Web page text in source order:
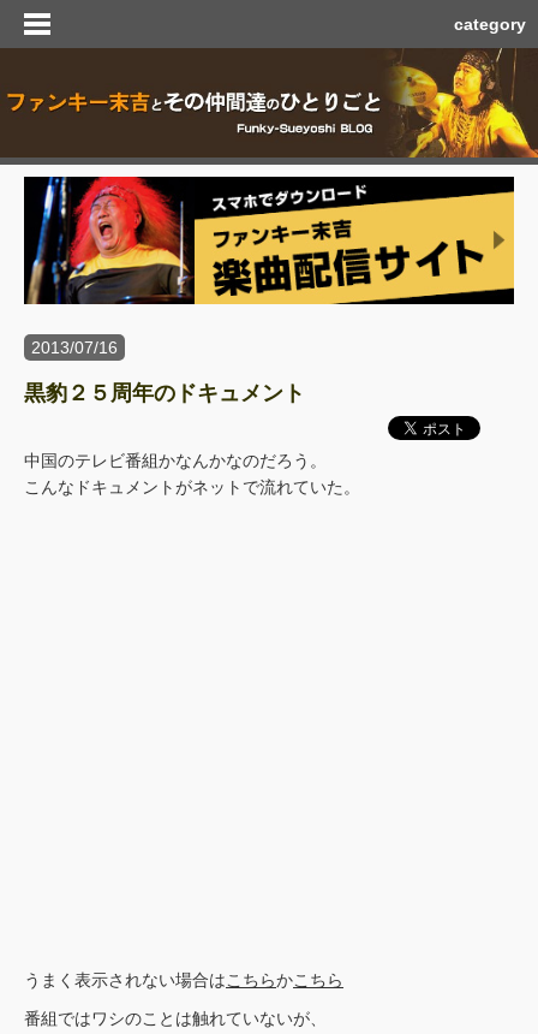
category
2013/07/16
黒豹２５周年のドキュメント
中国のテレビ番組かなんかなのだろう。
こんなドキュメントがネットで流れていた。
うまく表示されない場合はこちらかこちら
番組ではワシのことは触れていないが、